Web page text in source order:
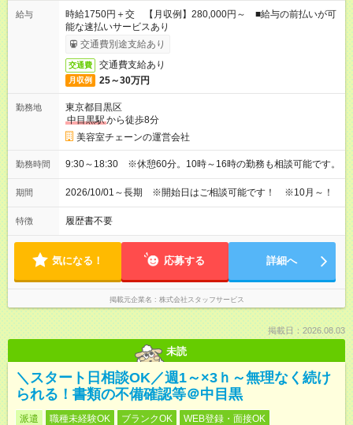
給与
時給1750円＋交 【月収例】280,000円～ ■給与の前払いが可
能な速払いサービスあり
交通費別途支給あり
交通費 交通費支給あり
月収例 25～30万円
勤務地
東京都目黒区
中目黒駅から徒歩8分
美容室チェーンの運営会社
勤務時間 9:30～18:30 ※休憩60分。10時～16時の勤務も相談可能です。
期間 2026/10/01～長期 ※開始日はご相談可能です！ ※10月～！
特徴 履歴書不要
気になる！ 応募する 詳細へ
掲載元企業名 株式会社スタッフサービス
掲載日：2026.08.03
未読
＼スタート日相談OK／週1～×3ｈ～無理なく続け
られる！書類の不備確認等＠中目黒
派遣 職種未経験OK ブランクOK WEB登録・面接OK